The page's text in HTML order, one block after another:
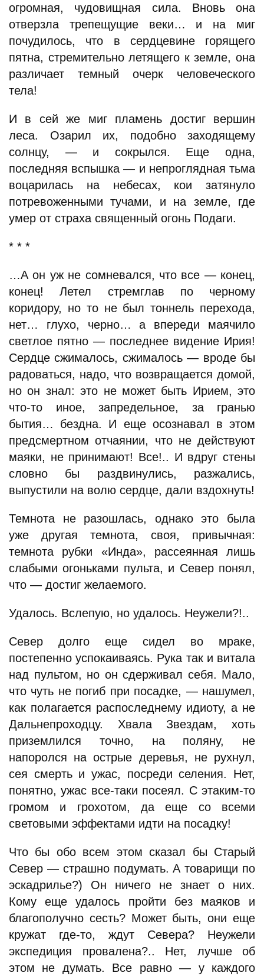
огромная, чудовищная сила. Вновь она
отверзла трепещущие веки… и на миг
почудилось, что в сердцевине горящего
пятна, стремительно летящего к земле, она
различает темный очерк человеческого
тела!
И в сей же миг пламень достиг вершин
леса. Озарил их, подобно заходящему
солнцу, — и сокрылся. Еще одна,
последняя вспышка — и непроглядная тьма
воцарилась на небесах, кои затянуло
потревоженными тучами, и на земле, где
умер от страха священный огонь Подаги.
* * *
…А он уж не сомневался, что все — конец,
конец! Летел стремглав по черному
коридору, но то не был тоннель перехода,
нет… глухо, черно… а впереди маячило
светлое пятно — последнее видение Ирия!
Сердце сжималось, сжималось — вроде бы
радоваться, надо, что возвращается домой,
но он знал: это не может быть Ирием, это
что-то иное, запредельное, за гранью
бытия… бездна. И еще осознавал в этом
предсмертном отчаянии, что не действуют
маяки, не принимают! Все!.. И вдруг стены
словно бы раздвинулись, разжались,
выпустили на волю сердце, дали вздохнуть!
Темнота не разошлась, однако это была
уже другая темнота, своя, привычная:
темнота рубки «Инда», рассеянная лишь
слабыми огоньками пульта, и Север понял,
что — достиг желаемого.
Удалось. Вслепую, но удалось. Неужели?!..
Север долго еще сидел во мраке,
постепенно успокаиваясь. Рука так и витала
над пультом, но он сдерживал себя. Мало,
что чуть не погиб при посадке, — нашумел,
как полагается распоследнему идиоту, а не
Дальнепроходцу. Хвала Звездам, хоть
приземлился точно, на поляну, не
напоролся на острые деревья, не рухнул,
сея смерть и ужас, посреди селения. Нет,
понятно, ужас все-таки посеял. С этаким-то
громом и грохотом, да еще со всеми
световыми эффектами идти на посадку!
Что бы обо всем этом сказал бы Старый
Север — страшно подумать. А товарищи по
эскадрилье?) Он ничего не знает о них.
Кому еще удалось пройти без маяков и
благополучно сесть? Может быть, они еще
кружат где-то, ждут Севера? Неужели
экспедиция провалена?.. Нет, лучше об
этом не думать. Все равно — у каждого